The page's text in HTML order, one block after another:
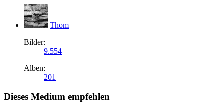
Thom
Bilder:
9.554
Alben:
201
Dieses Medium empfehlen